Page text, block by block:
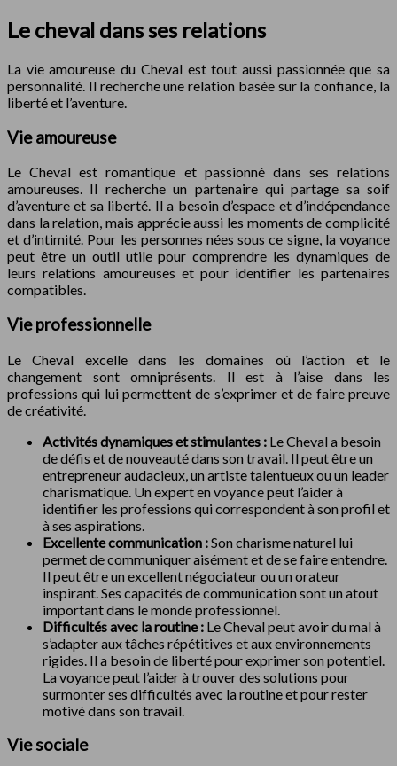
Le cheval dans ses relations
La vie amoureuse du Cheval est tout aussi passionnée que sa
personnalité. Il recherche une relation basée sur la confiance, la
liberté et l’aventure.
Vie amoureuse
Le Cheval est romantique et passionné dans ses relations
amoureuses. Il recherche un partenaire qui partage sa soif
d’aventure et sa liberté. Il a besoin d’espace et d’indépendance
dans la relation, mais apprécie aussi les moments de complicité
et d’intimité. Pour les personnes nées sous ce signe, la voyance
peut être un outil utile pour comprendre les dynamiques de
leurs relations amoureuses et pour identifier les partenaires
compatibles.
Vie professionnelle
Le Cheval excelle dans les domaines où l’action et le
changement sont omniprésents. Il est à l’aise dans les
professions qui lui permettent de s’exprimer et de faire preuve
de créativité.
Activités dynamiques et stimulantes : Le Cheval a besoin
de défis et de nouveauté dans son travail. Il peut être un
entrepreneur audacieux, un artiste talentueux ou un leader
charismatique. Un expert en voyance peut l’aider à
identifier les professions qui correspondent à son profil et
à ses aspirations.
Excellente communication :Son charisme naturel lui
permet de communiquer aisément et de se faire entendre.
Il peut être un excellent négociateur ou un orateur
inspirant. Ses capacités de communication sont un atout
important dans le monde professionnel.
Difficultés avec la routine : Le Cheval peut avoir du mal à
s’adapter aux tâches répétitives et aux environnements
rigides. Il a besoin de liberté pour exprimer son potentiel.
La voyance peut l’aider à trouver des solutions pour
surmonter ses difficultés avec la routine et pour rester
motivé dans son travail.
Vie sociale